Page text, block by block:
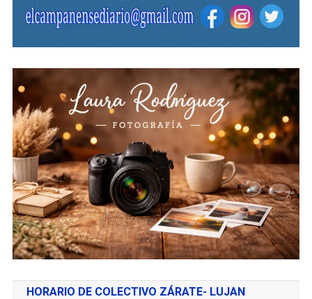
HORARIO DE COLECTIVO ZÁRATE- LUJAN